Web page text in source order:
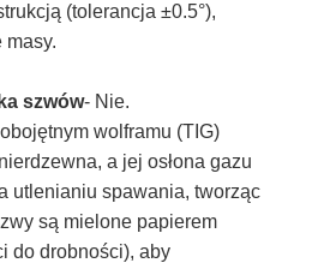
(tolerancja ±0.5°),
masy.
szwów- Nie.
wolframu (TIG)
a jej osłona gazu
utlenianiu spawania, tworząc
są mielone papierem
do drobności), aby